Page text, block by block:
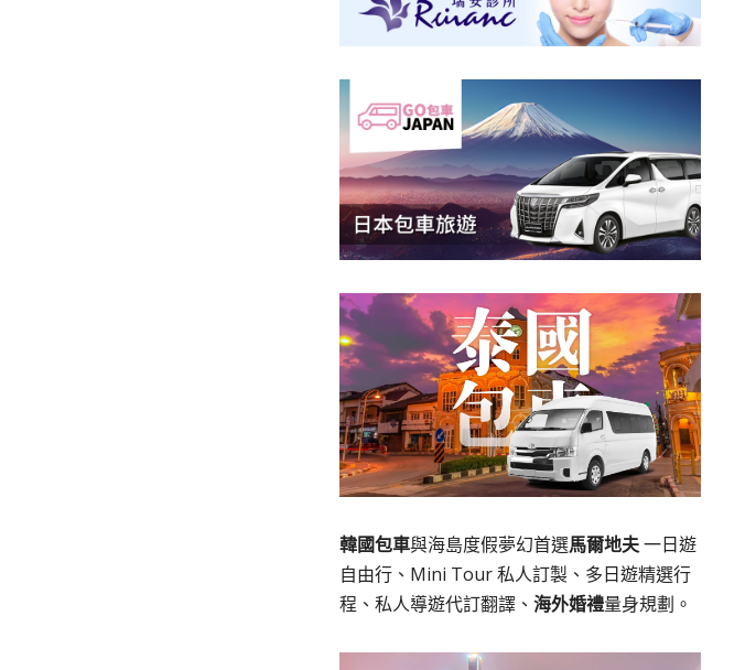
韓國包車與海島度假夢幻首選馬爾地夫一日遊
自由行、Mini Tour 私人訂製、多日遊精選行
程、私人導遊代訂翻譯、 海外婚禮量身規劃。